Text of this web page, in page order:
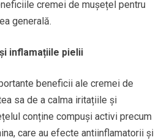
cremei de mușețel pentru
generală.
inflamațiile pielii
beneficii ale cremei de
sa de a calma iritațiile și
conține compuși activi precum
care au efecte antiinflamatorii și